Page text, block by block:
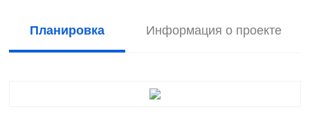
Планировка Информация о проекте